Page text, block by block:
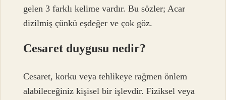
gelen 3 farklı kelime vardır. Bu sözler; Acar
dizilmiş çünkü eşdeğer ve çok göz.
Cesaret duygusu nedir?
Cesaret, korku veya tehlikeye rağmen önlem
alabileceğiniz kişisel bir işlevdir. Fiziksel veya